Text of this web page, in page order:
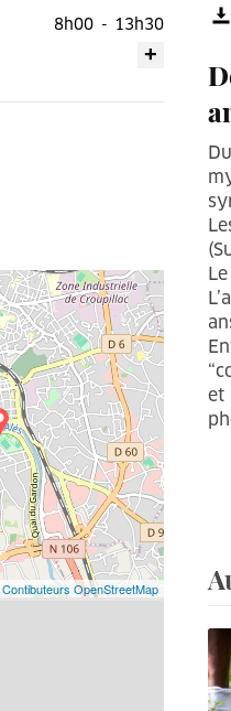
8h00 - 13h30
13h30
14h00 - 19h00
+
Contibuteurs OpenStreetMap
et